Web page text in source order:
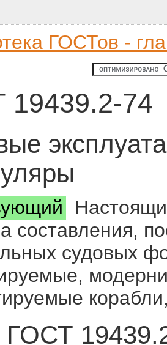
ГОСТов -
19439.2-74
составления,
судовых
ГОСТ